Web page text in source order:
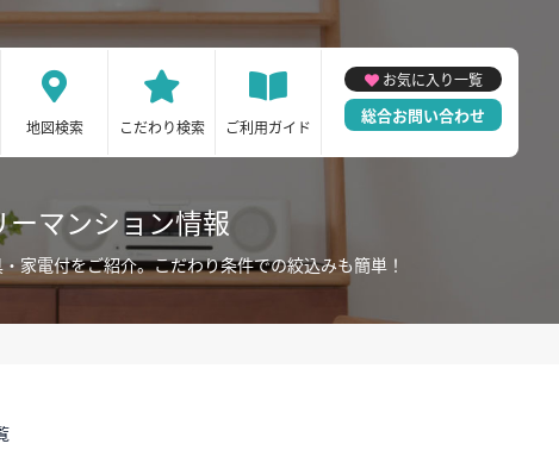
地図検索 こだわり検索 ご利用ガイド
お気に入り一覧
総合お問い合わせ
マンション情報
家電付をご紹介。こだわり条件での絞込みも簡単！